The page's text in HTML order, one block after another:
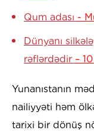
Qum adası -
Dünyanı
rəflərdədir –
Yunanıstanın
nailiyyəti həm
tarixi bir dönüş